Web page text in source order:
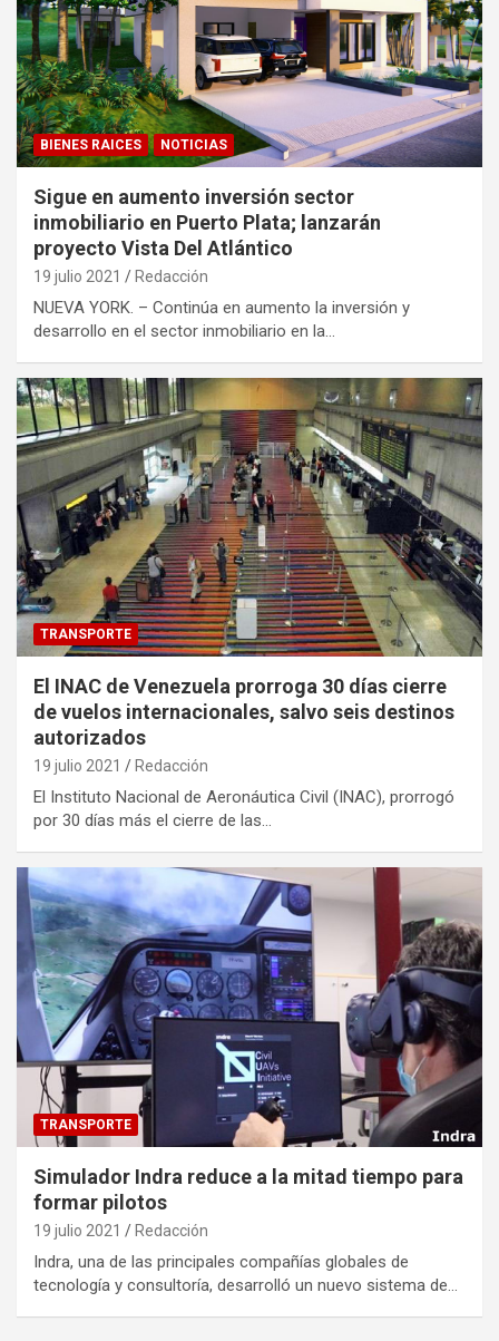
BIENES RAICES NOTICIAS
Sigue en aumento inversión sector
inmobiliario en Puerto Plata; lanzarán
proyecto Vista Del Atlántico
19 julio 2021 Redacción
NUEVA YORK. – Continúa en aumento la inversión y
desarrollo en el sector inmobiliario en la…
TRANSPORTE
El INAC de Venezuela prorroga 30 días cierre
de vuelos internacionales, salvo seis destinos
autorizados
19 julio 2021 Redacción
El Instituto Nacional de Aeronáutica Civil (INAC), prorrogó
por 30 días más el cierre de las…
TRANSPORTE
Simulador Indra reduce a la mitad tiempo para
formar pilotos
19 julio 2021 Redacción
Indra, una de las principales compañías globales de
tecnología y consultoría, desarrolló un nuevo sistema de…